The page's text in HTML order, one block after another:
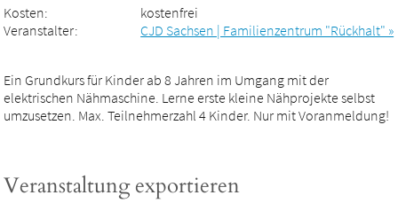
Kosten:
kostenfrei
Veranstalter:
CJD Sachsen | Familienzentrum "Rückhalt" »
Ein Grundkurs für Kinder ab 8 Jahren im Umgang mit der
elektrischen Nähmaschine. Lerne erste kleine Nähprojekte selbst
umzusetzen. Max. Teilnehmerzahl 4 Kinder. Nur mit Voranmeldung!
Veranstaltung exportieren